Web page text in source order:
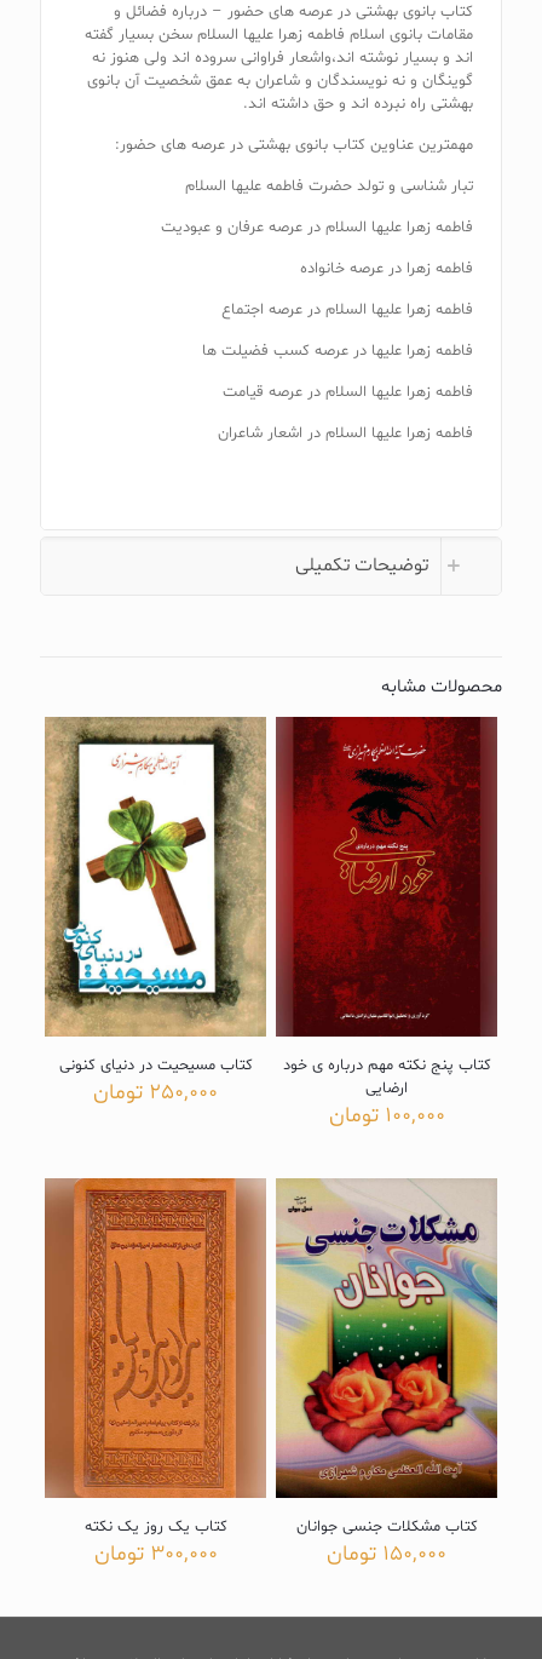
کتاب بانوی بهشتی در عرصه های حضور – درباره فضائل و
مقامات بانوی اسلام فاطمه زهرا علیها السلام سخن بسیار گفته
اند و بسیار نوشته اند،واشعار فراوانی سروده اند ولی هنوز نه
گوینگان و نه نویسندگان و شاعران به عمق شخصیت آن بانوی
بهشتی راه نبرده اند و حق داشته اند.
مهمترین عناوین کتاب بانوی بهشتی در عرصه های حضور:
تبار شناسی و تولد حضرت فاطمه علیها السلام
فاطمه زهرا علیها السلام در عرصه عرفان و عبودیت
فاطمه زهرا در عرصه خانواده
فاطمه زهرا علیها السلام در عرصه اجتماع
فاطمه زهرا علیها در عرصه کسب فضیلت ها
فاطمه زهرا علیها السلام در عرصه قیامت
فاطمه زهرا علیها السلام در اشعار شاعران
توضیحات تکمیلی
محصولات مشابه
کتاب پنج نکته مهم درباره ی خود
ارضایی
100,000 تومان
کتاب مسیحیت در دنیای کنونی
250,000 تومان
کتاب مشکلات جنسی جوانان
150,000 تومان
کتاب یک روز یک نکته
300,000 تومان